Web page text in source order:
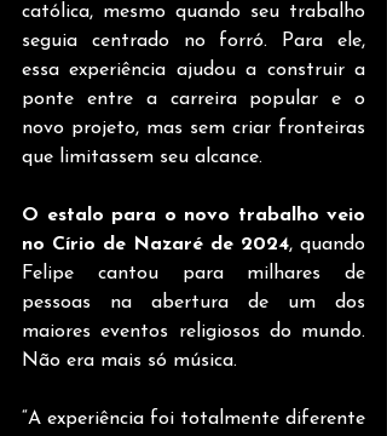
católica, mesmo quando seu trabalho
seguia centrado no forró. Para ele,
essa experiência ajudou a construir a
ponte entre a carreira popular e o
novo projeto, mas sem criar fronteiras
que limitassem seu alcance.
O estalo para o novo trabalho veio
no Círio de Nazaré de 2024, quando
Felipe cantou para milhares de
pessoas na abertura de um dos
maiores eventos religiosos do mundo.
Não era mais só música.
“A experiência foi totalmente diferente